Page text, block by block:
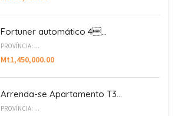
Fortuner automático 4...
PROVÍNCIA: ...
Mt1,450,000.00
Arrenda-se Apartamento T3...
PROVÍNCIA: ...